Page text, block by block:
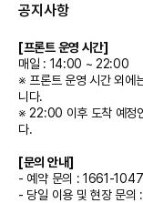
공지사항
[프론트 운영 시간]
매일 : 14:00 ~ 22:00
※ 프론트 운영 시간 외에
니다.
※ 22:00 이후 도착 예정
다.
[문의 안내]
- 예약 문의 : 1661-1047
- 당일 이용 및 현장 문